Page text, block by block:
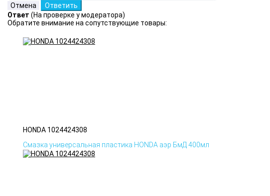
Ответ (На проверке у модератора)
Обратите внимание на сопутствующие товары:
HONDA 1024424308
Смазка универсальная пластика HONDA аэр БмД 400мл